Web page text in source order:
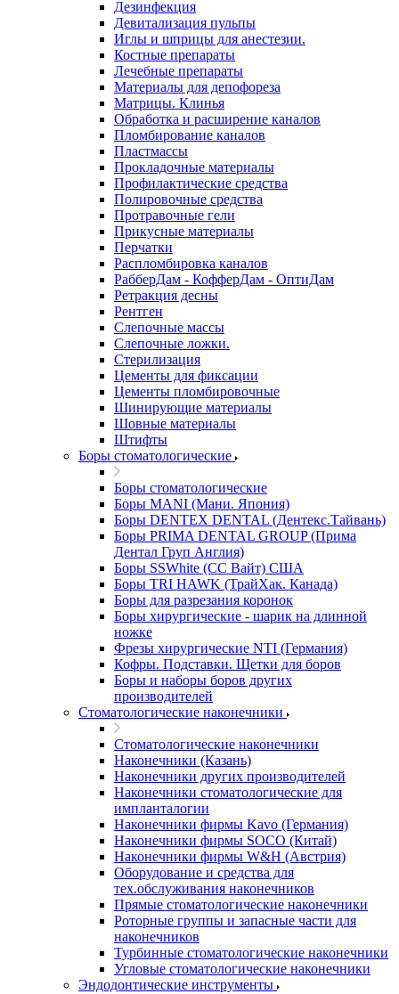
Дезинфекция
Девитализация пульпы
Иглы и шприцы для анестезии.
Костные препараты
Лечебные препараты
Материалы для депофореза
Матрицы. Клинья
Обработка и расширение каналов
Пломбирование каналов
Пластмассы
Прокладочные материалы
Профилактические средства
Полировочные средства
Протравочные гели
Прикусные материалы
Перчатки
Распломбировка каналов
РабберДам - КофферДам - ОптиДам
Ретракция десны
Рентген
Слепочные массы
Слепочные ложки.
Стерилизация
Цементы для фиксации
Цементы пломбировочные
Шинирующие материалы
Шовные материалы
Штифты
Боры стоматологические
Боры стоматологические
Боры MANI (Мани. Япония)
Боры DENTEX DENTAL (Дентекс.Тайвань)
Боры PRIMA DENTAL GROUP (Прима
Дентал Груп Англия)
Боры SSWhite (СС Вайт) США
Боры TRI HAWK (ТрайХак. Канада)
Боры для разрезания коронок
Боры хирургические - шарик на длинной
ножке
Фрезы хирургические NTI (Германия)
Кофры. Подставки. Щетки для боров
Боры и наборы боров других
производителей
Стоматологические наконечники
Стоматологические наконечники
Наконечники (Казань)
Наконечники других производителей
Наконечники стоматологические для
импланталогии
Наконечники фирмы Kavo (Германия)
Наконечники фирмы SOCO (Китай)
Наконечники фирмы W&H (Австрия)
Оборудование и средства для
тех.обслуживания наконечников
Прямые стоматологические наконечники
Роторные группы и запасные части для
наконечников
Турбинные стоматологические наконечники
Угловые стоматологические наконечники
Эндодонтические инструменты